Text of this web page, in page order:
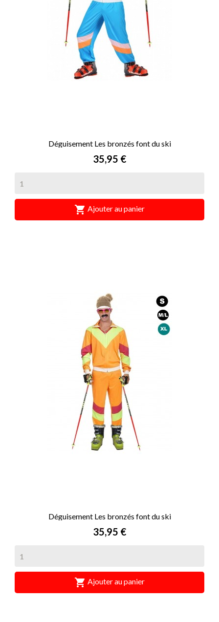
Déguisement Les bronzés font du ski
Prix
35,95 €
 Ajouter au panier
Déguisement Les bronzés font du ski
Prix
35,95 €
 Ajouter au panier